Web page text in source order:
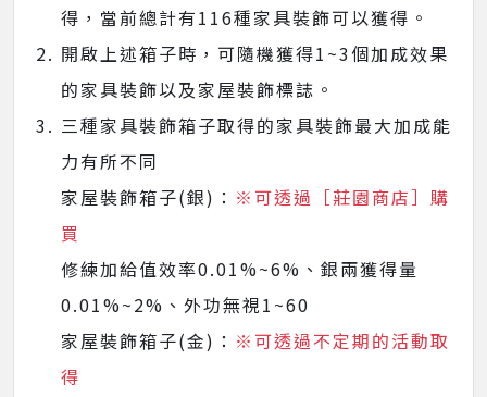
得，當前總計有116種家具裝飾可以獲得。
開啟上述箱子時，可隨機獲得1~3個加成效果
的家具裝飾以及家屋裝飾標誌。
三種家具裝飾箱子取得的家具裝飾最大加成能
力有所不同
家屋裝飾箱子(銀)： ※可透過［莊園商店］購
買
修練加給值效率0.01%~6%、銀兩獲得量
0.01%~2%、外功無視1~60
家屋裝飾箱子(金)： ※可透過不定期的活動取
得